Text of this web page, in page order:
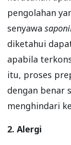
pengolahan
senyawa
diketahui
apabila
itu, proses
dengan benar
menghindari
2. Alergi